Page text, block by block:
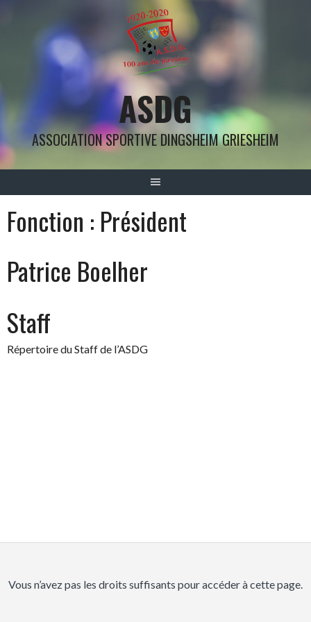
ASDG
ASSOCIATION SPORTIVE DINGSHEIM GRIESHEIM
Fonction : Président
Patrice Boelher
Staff
Répertoire du Staff de l’ASDG
Vous n’avez pas les droits suffisants pour accéder à cette page.